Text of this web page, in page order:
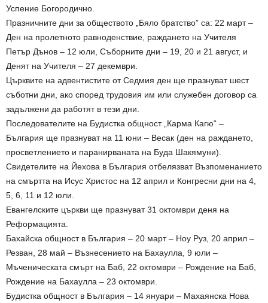
Успение Богородично.
Празничните дни за обществото „Бяло братство” са: 22 март –
Ден на пролетното равноденствие, раждането на Учителя
Петър Дънов – 12 юли, Съборните дни – 19, 20 и 21 август, и
Денят на Учителя – 27 декември.
Църквите на адвентистите от Седмия ден ще празнуват шест
съботни дни, ако според трудовия им или служебен договор са
задължени да работят в тези дни.
Последователите на Будистка общност „Карма Кагю“ –
България ще празнуват на 11 юни – Весак (ден на раждането,
просветлението и паранирваната на Буда Шакямуни).
Свидетелите на Йехова в България отбелязват Възпоменанието
на смъртта на Исус Христос на 12 април и Конгресни дни на 4,
5, 6, 11 и 12 юли.
Евангелските църкви ще празнуват 31 октомври деня на
Реформацията.
Бахайска общност в България – 20 март – Ноу Руз, 20 април –
Резван, 28 май – Възнесението на Бахаулла, 9 юли –
Мъченическата смърт на Баб, 22 октомври – Рождение на Баб,
Рождение на Бахаулла – 23 октомври.
Будистка общност в България – 14 януари – Махаянска Нова